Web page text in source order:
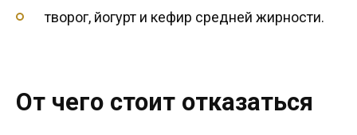
творог, йогурт и кефир средней жирности.
От чего стоит отказаться